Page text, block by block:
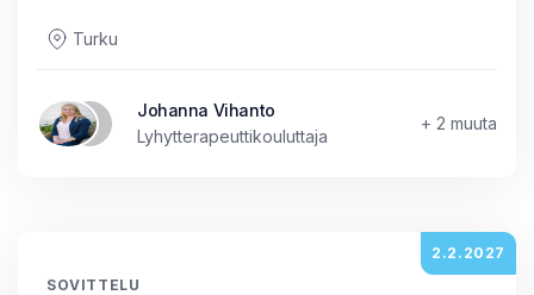
Turku
Johanna Vihanto
Lyhytterapeuttikouluttaja
+ 2 muuta
2.2.2027
SOVITTELU